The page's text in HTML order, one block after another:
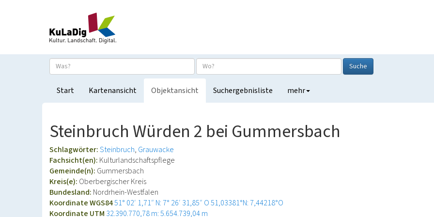
Suche
Start Kartenansicht Objektansicht Suchergebnisliste mehr
Steinbruch Würden 2 bei Gummersbach
Schlagwörter:Steinbruch Grauwacke
Fachsicht(en): Kulturlandschaftspflege
Gemeinde(n): Gummersbach
Kreis(e): Oberbergischer Kreis
Bundesland: Nordrhein-Westfalen
Koordinate WGS8451° 02′ 1,71″ N: 7° 26′ 31,85″ O51,03381°N: 7,44218°O
Koordinate UTM 32.390.770,78 m: 5.654.739,04 m